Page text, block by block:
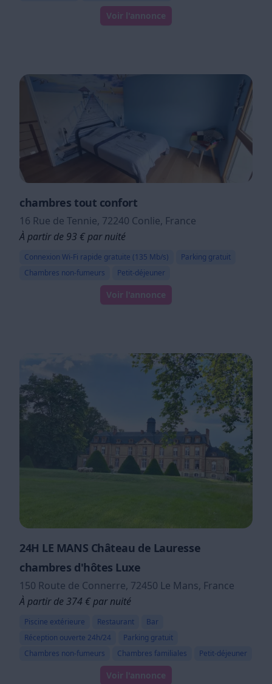
Voir l'annonce
chambres tout confort
16 Rue de Tennie, 72240 Conlie, France
À partir de 93 € par nuité
Connexion Wi-Fi rapide gratuite (135 Mb/s)
Parking gratuit
Chambres non-fumeurs
Petit-déjeuner
Voir l'annonce
24H LE MANS Château de Lauresse
chambres d'hôtes Luxe
150 Route de Connerre, 72450 Le Mans, France
À partir de 374 € par nuité
Piscine extérieure Restaurant
Bar
Réception ouverte 24h/24
Parking gratuit
Chambres non-fumeurs
Chambres familiales Petit-déjeuner
Voir l'annonce